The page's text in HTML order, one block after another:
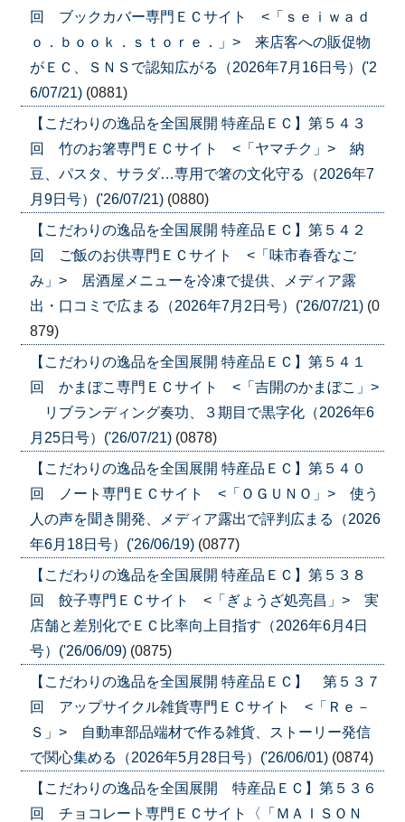
回 ブックカバー専門ＥＣサイト <「ｓｅｉｗａｄ
ｏ．ｂｏｏｋ．ｓｔｏｒｅ．」> 来店客への販促物
がＥＣ、ＳＮＳで認知広がる（2026年7月16日号）('2
6/07/21) (0881)
【こだわりの逸品を全国展開 特産品ＥＣ】第５４３
回 竹のお箸専門ＥＣサイト <「ヤマチク」> 納
豆、パスタ、サラダ…専用で箸の文化守る（2026年7
月9日号）('26/07/21) (0880)
【こだわりの逸品を全国展開 特産品ＥＣ】第５４２
回 ご飯のお供専門ＥＣサイト <「味市春香なご
み」> 居酒屋メニューを冷凍で提供、メディア露
出・口コミで広まる（2026年7月2日号）('26/07/21) (0
879)
【こだわりの逸品を全国展開 特産品ＥＣ】第５４１
回 かまぼこ専門ＥＣサイト <「吉開のかまぼこ」>
リブランディング奏功、３期目で黒字化（2026年6
月25日号）('26/07/21) (0878)
【こだわりの逸品を全国展開 特産品ＥＣ】第５４０
回 ノート専門ＥＣサイト <「ＯＧＵＮＯ」> 使う
人の声を聞き開発、メディア露出で評判広まる（2026
年6月18日号）('26/06/19) (0877)
【こだわりの逸品を全国展開 特産品ＥＣ】第５３８
回 餃子専門ＥＣサイト <「ぎょうざ処亮昌」> 実
店舗と差別化でＥＣ比率向上目指す（2026年6月4日
号）('26/06/09) (0875)
【こだわりの逸品を全国展開 特産品ＥＣ】 第５３７
回 アップサイクル雑貨専門ＥＣサイト <「Ｒｅ－
Ｓ」> 自動車部品端材で作る雑貨、ストーリー発信
で関心集める（2026年5月28日号）('26/06/01) (0874)
【こだわりの逸品を全国展開 特産品ＥＣ】第５３６
回 チョコレート専門ＥＣサイト〈「ＭＡＩＳＯＮ